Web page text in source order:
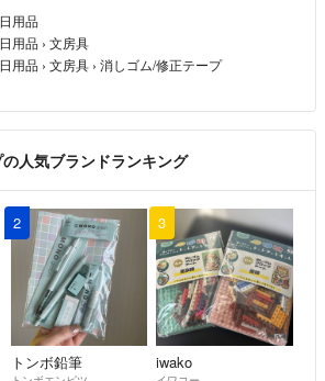
用品
用品 › 文房具
用品 › 文房具 › 消しゴム/修正テープ
人気ブランドランキング
2
トンボ鉛筆
3
iwako